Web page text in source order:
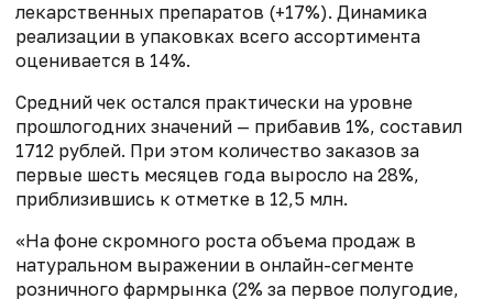
лекарственных препаратов (+17%). Динамика
реализации в упаковках всего ассортимента
оценивается в 14%.
Средний чек остался практически на уровне
прошлогодних значений — прибавив 1%, составил
1712 рублей. При этом количество заказов за
первые шесть месяцев года выросло на 28%,
приблизившись к отметке в 12,5 млн.
«На фоне скромного роста объема продаж в
натуральном выражении в онлайн-сегменте
розничного фармрынка (2% за первое полугодие,